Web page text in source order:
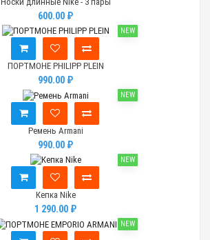
600.00 ₽
NEW
ПОРТМОНЕ PHILIPP PLEIN
990.00 ₽
NEW
Ремень Armani
990.00 ₽
NEW
Кепка Nike
1 290.00 ₽
NEW